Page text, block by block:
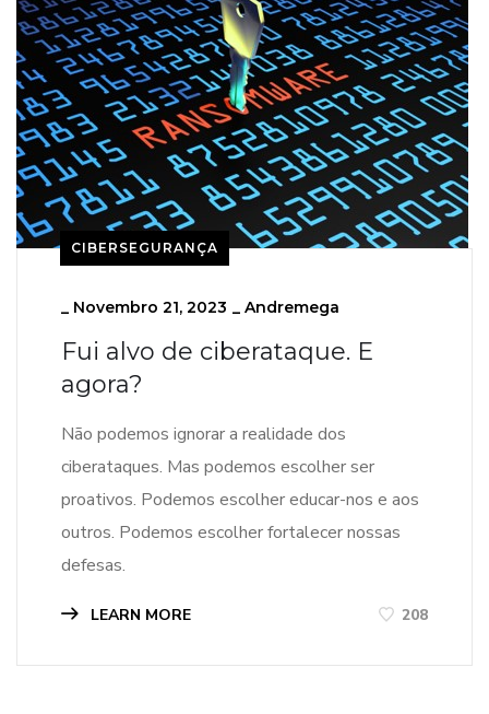
CIBERSEGURANÇA
_ Novembro 21, 2023 _ Andremega
Fui alvo de ciberataque. E
agora?
Não podemos ignorar a realidade dos
ciberataques. Mas podemos escolher ser
proativos. Podemos escolher educar-nos e aos
outros. Podemos escolher fortalecer nossas
defesas.
LEARN MORE 208